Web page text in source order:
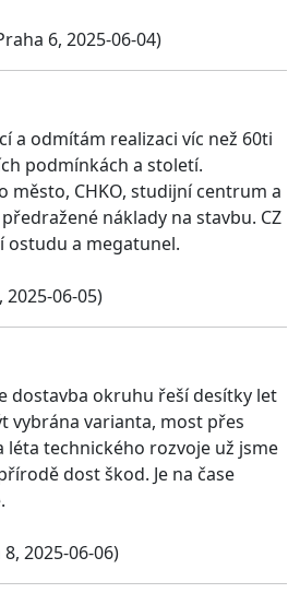
6, 2025-06-04)
a odmítám realizaci víc než 60ti
podmínkách a století.
město, CHKO, studijní centrum a
náklady na stavbu. CZ
ostudu a megatunel.
2025-06-05)
dostavba okruhu řeší desítky let
vybrána varianta, most přes
léta technického rozvoje už jsme
dost škod. Je na čase
2025-06-06)